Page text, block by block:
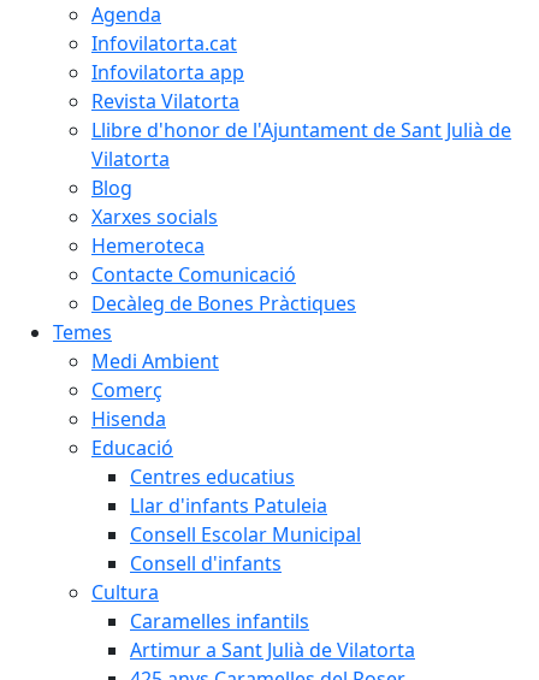
Agenda
Infovilatorta.cat
Infovilatorta app
Revista Vilatorta
Llibre d'honor de l'Ajuntament de Sant Julià de
Vilatorta
Blog
Xarxes socials
Hemeroteca
Contacte Comunicació
Decàleg de Bones Pràctiques
Temes
Medi Ambient
Comerç
Hisenda
Educació
Centres educatius
Llar d'infants Patuleia
Consell Escolar Municipal
Consell d'infants
Cultura
Caramelles infantils
Artimur a Sant Julià de Vilatorta